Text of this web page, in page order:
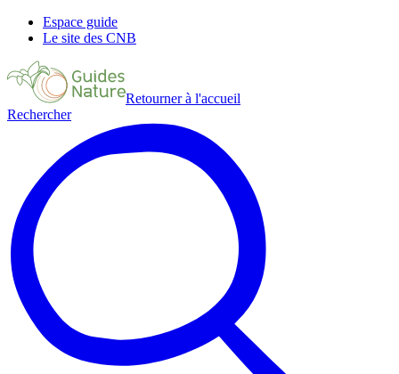
Espace guide
Le site des CNB
Retourner à l'accueil
Rechercher